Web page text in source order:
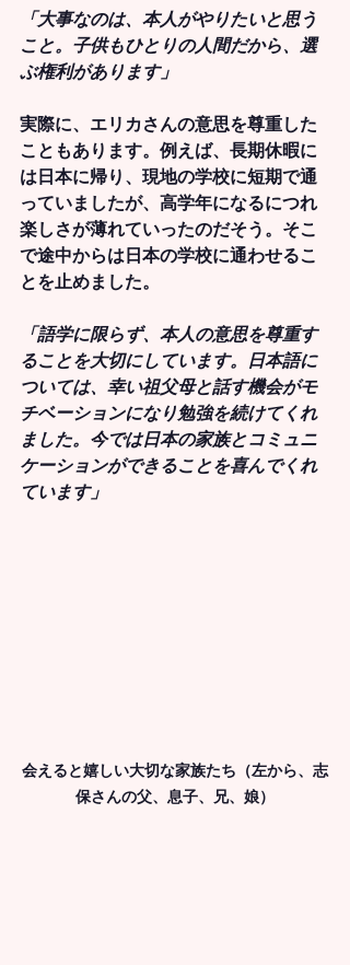
「大事なのは、本人がやりたいと思う
こと。子供もひとりの人間だから、選
ぶ権利があります」
実際に、エリカさんの意思を尊重した
こともあります。例えば、長期休暇に
は日本に帰り、現地の学校に短期で通
っていましたが、高学年になるにつれ
楽しさが薄れていったのだそう。そこ
で途中からは日本の学校に通わせるこ
とを止めました。
「語学に限らず、本人の意思を尊重す
ることを大切にしています。日本語に
ついては、幸い祖父母と話す機会がモ
チベーションになり勉強を続けてくれ
ました。今では日本の家族とコミュニ
ケーションができることを喜んでくれ
ています」
会えると嬉しい大切な家族たち（左から、志
保さんの父、息子、兄、娘）